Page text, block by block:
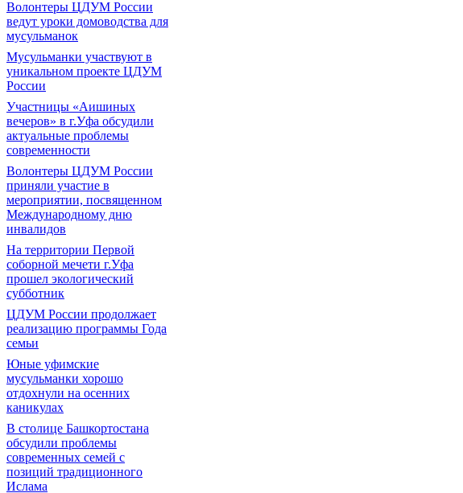
Волонтеры ЦДУМ России
ведут уроки домоводства для
мусульманок
Мусульманки участвуют в
уникальном проекте ЦДУМ
России
Участницы «Аишиных
вечеров» в г.Уфа обсудили
актуальные проблемы
современности
Волонтеры ЦДУМ России
приняли участие в
мероприятии, посвященном
Международному дню
инвалидов
На территории Первой
соборной мечети г.Уфа
прошел экологический
субботник
ЦДУМ России продолжает
реализацию программы Года
семьи
Юные уфимские
мусульманки хорошо
отдохнули на осенних
каникулах
В столице Башкортостана
обсудили проблемы
современных семей с
позиций традиционного
Ислама